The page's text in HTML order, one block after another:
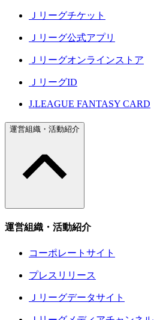
Ｊリーグチケット
Ｊリーグ公式アプリ
Ｊリーグオンラインストア
ＪリーグID
J.LEAGUE FANTASY CARD
運営組織・活動紹介
運営組織・活動紹介
コーポレートサイト
プレスリリース
Ｊリーグデータサイト